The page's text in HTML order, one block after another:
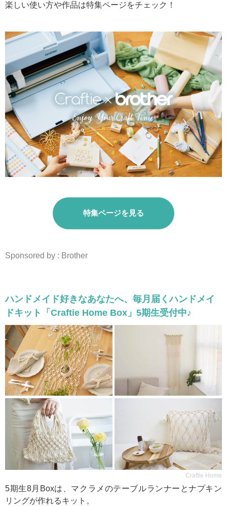
楽しい使い方や作品は特集ページをチェック！
特集ページを見る
Sponsored by : Brother
ハンドメイド好きなあなたへ、毎月届くハンドメイ
ドキット「Craftie Home Box」5期生受付中♪
Craftie Home
5期生8月Boxは、マクラメのテーブルランナーとナプキン
リングが作れるキット。